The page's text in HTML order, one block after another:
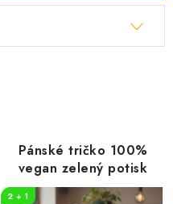
Pánské tričko 100%
vegan zelený potisk
2 + 1